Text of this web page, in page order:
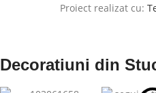
Proiect realizat cu:
Decoratiuni din